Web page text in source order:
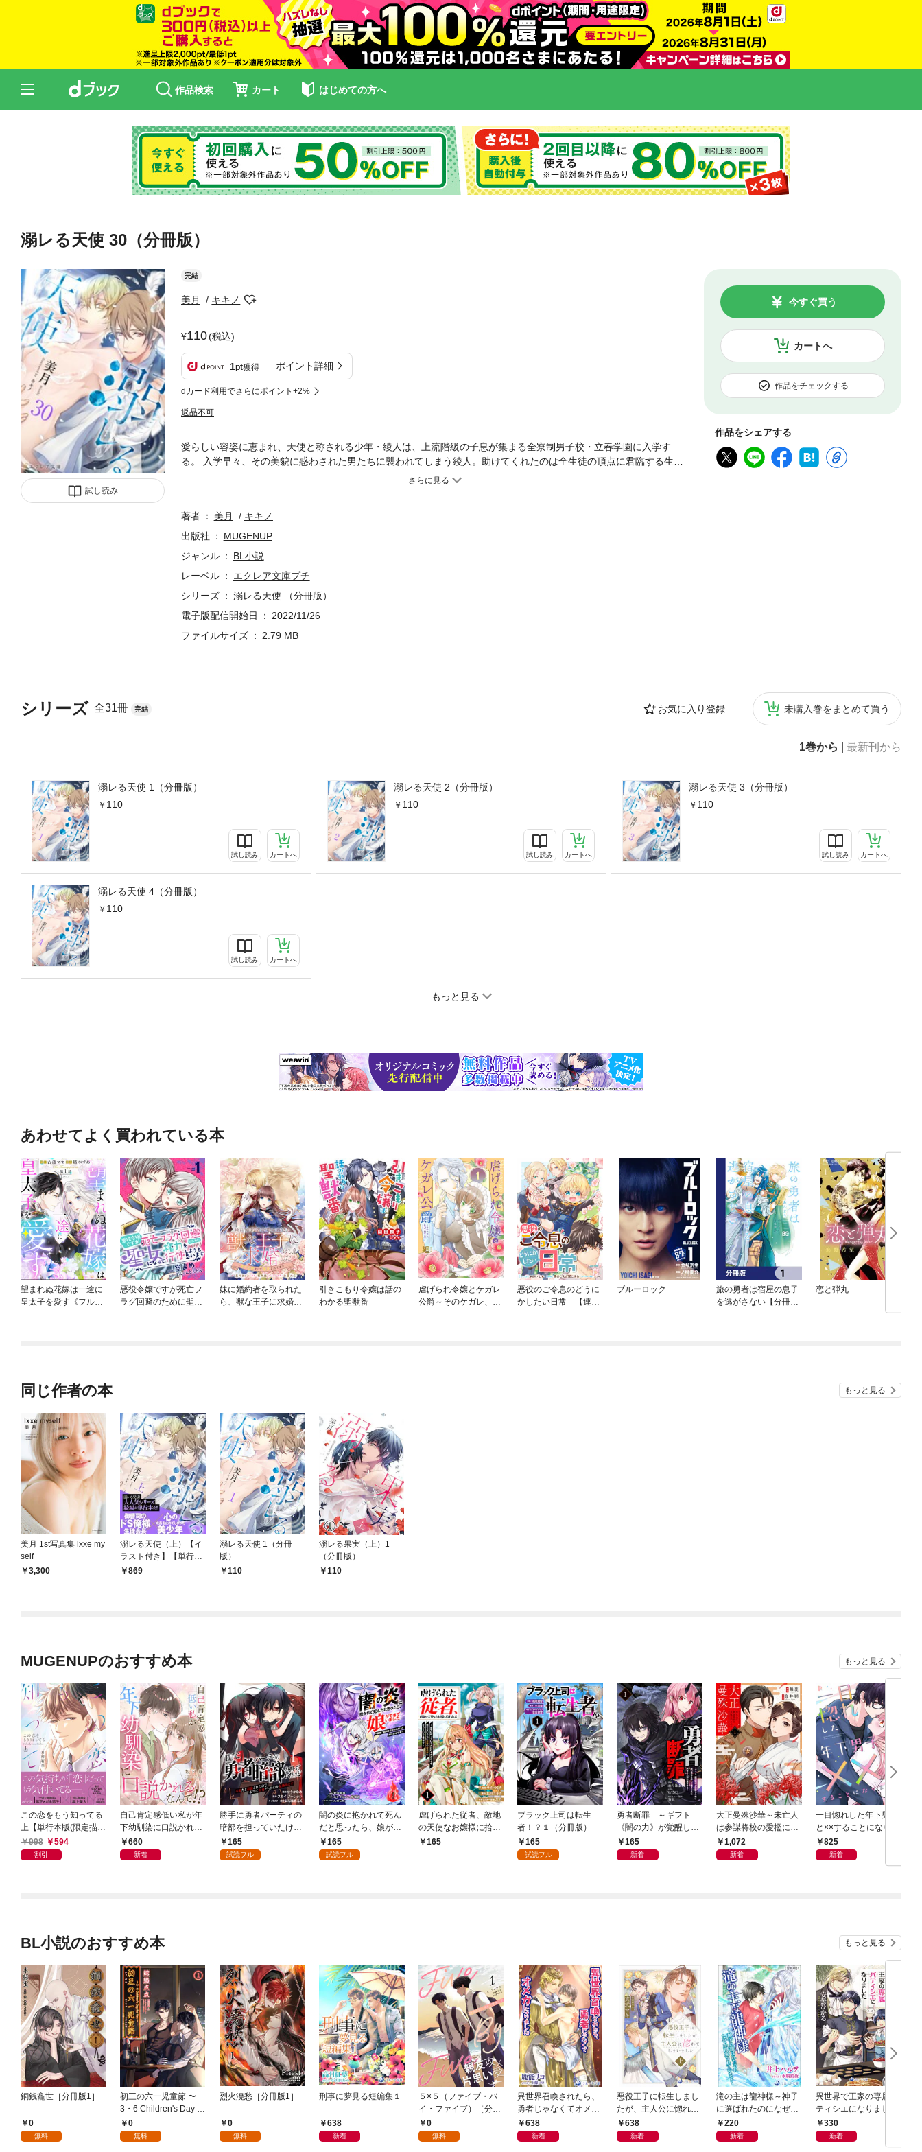
作品検索 カート はじめての方へ
溺レる天使 30（分冊版）
試し読み
完結
美月 キキノ
110(税込)
1pt獲得 ポイント詳細
dカード利用でさらにポイント+2%
返品不可
カートへ
今すぐ買う
作品をチェックする
作品をシェアする
シリーズ 全31冊 完結 お気に入り登録 未購入巻をまとめて買う
1巻から 最新刊から
溺レる天使 1（分冊版）
110
試し読み カートへ
溺レる天使 2（分冊版）
110
試し読み カートへ
溺レる天使 3（分冊版）
110
試し読み カートへ
溺レる天使 4（分冊版）
110
試し読み カートへ
もっと見る
愛らしい容姿に恵まれ、天使と称される少年・綾人は、上流階級の子息が集まる全寮制男子校・立春学園に入学す
る。 入学早々、その美貌に惑わされた男たちに襲われてしまう綾人。助けてくれたのは全生徒の頂点に君臨する生徒
会長・門倉優一だった。 門倉は、幼い頃から男たちの欲望の標的になってきた綾人を守ってやると微笑む。しかしそ
で登場！
著者 美月
キキノ
出版社
MUGENUP
ジャンル
BL小説
レーベル
エクレア文庫プチ
シリーズ
溺レる天使 （分冊版）
電子版配信開始日
2022/11/26
ファイルサイズ
2.79 MB
あわせてよく買われている本
望まれぬ花嫁は一途に
皇太子を愛す《フルカ
悪役令嬢ですが死亡フ
ラグ回避のために聖女
妹に婚約者を取られた
ら、獣な王子に求婚さ
引きこもり令嬢は話の
わかる聖獣番
虐げられ令嬢とケガレ
公爵～そのケガレ、払
悪役のご令息のどうに
かしたい日常 【連載
ブルーロック
旅の勇者は宿屋の息子
を逃がさない【分冊
恋と弾丸
同じ作者の本 もっと見る
美月 1st写真集 lxxe my
self
3,300
溺レる天使（上）【イ
ラスト付き】【単行本
書き下ろしSS付き】
869
溺レる天使 1（分冊
版）
110
溺レる果実（上）1
（分冊版）
110
MUGENUPのおすすめ本 もっと見る
この恋をもう知ってる
上【単行本版(限定描き
下ろし付き)】
998 594
割引
自己肯定感低い私が年
下幼馴染に口説かれる
なんて！？【合冊版】
660
新着
勝手に勇者パーティの
暗部を担っていたけど
不要だと追放されたの
で、本当に不要だった
165
試読フル
闇の炎に抱かれて死ん
だと思ったら、娘がで
きていました～勇者に
幼馴染を取られたけど
165
試読フル
虐げられた従者、敵地
の天使なお嬢様に拾わ
れる ～命令に従ってい
165
ブラック上司は転生
者！？１（分冊版）
165
試読フル
勇者断罪 ～ギフト
《闇の力》が覚醒した
俺は闇の軍勢を率いて
魔王と共に勇者と人類
165
新着
大正曼殊沙華～未亡人
は参謀将校の愛檻に囚
われる 1～13巻セット
1,072
新着
一目惚れした年下男子
と××することになりま
して【合本版】 1～3
巻セット
825
新着
BL小説のおすすめ本 もっと見る
銅銭龕世［分冊版1］
0
無料
初三の六一児童節 〜
3・6 Children's Day fo
r You〜［分冊版1］
0
無料
烈火澆愁［分冊版1］
0
無料
刑事に夢見る短編集１
638
新着
５×５（ファイブ・バ
イ・ファイブ）［分冊
版１］
0
無料
異世界召喚されたら、
勇者じゃなくてオメガ
になりました
638
新着
悪役王子に転生しまし
たが、主人公に惚れて
しまいました 上
638
新着
滝の主は龍神様～神子
に選ばれたのになぜか
溺愛されています～
【分冊版】1
220
新着
異世界で王家の専属パ
ティシエになりました
【分冊版】1
330
新着